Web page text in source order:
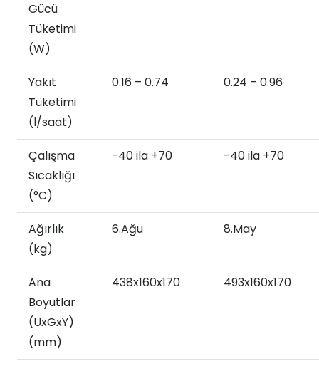
Gücü
Tüketimi
(W)
Yakıt
Tüketimi
(l/saat)
0.16 – 0.74 0.24 – 0.96
Çalışma
Sıcaklığı
(°C)
-40 ila +70 -40 ila +70
Ağırlık
(kg)
6.Ağu 8.May
Ana
Boyutlar
(UxGxY)
(mm)
438x160x170 493x160x170